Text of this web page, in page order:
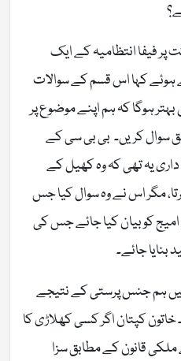
فیفا انتظامیہ کے ایک
ہوئے کہا اس قسم کے سوالات
ہوگا کہ ہم اپنے موضوع پر
سوال کریں۔ بی بی سی کے
یہ تھی کہ وہ کھیل کے
مگر اس نے وہ سوال کیا جس
کو بیان کیا جائے جس کی
جائے۔
ہم جنس پرستی کے نتیجے
کپتان اگر کسی کھلاڑی کا
قانون کے مطابق سزا